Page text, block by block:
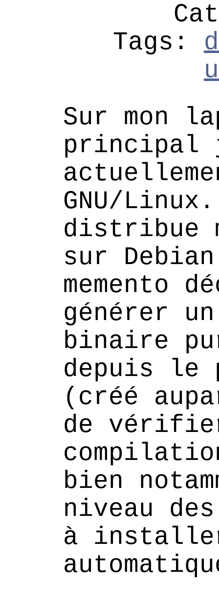
Tags:
Sur mon
GNU/
distribue
sur
memento
générer
binaire
depuis le
(créé
de
bien
niveau des
à